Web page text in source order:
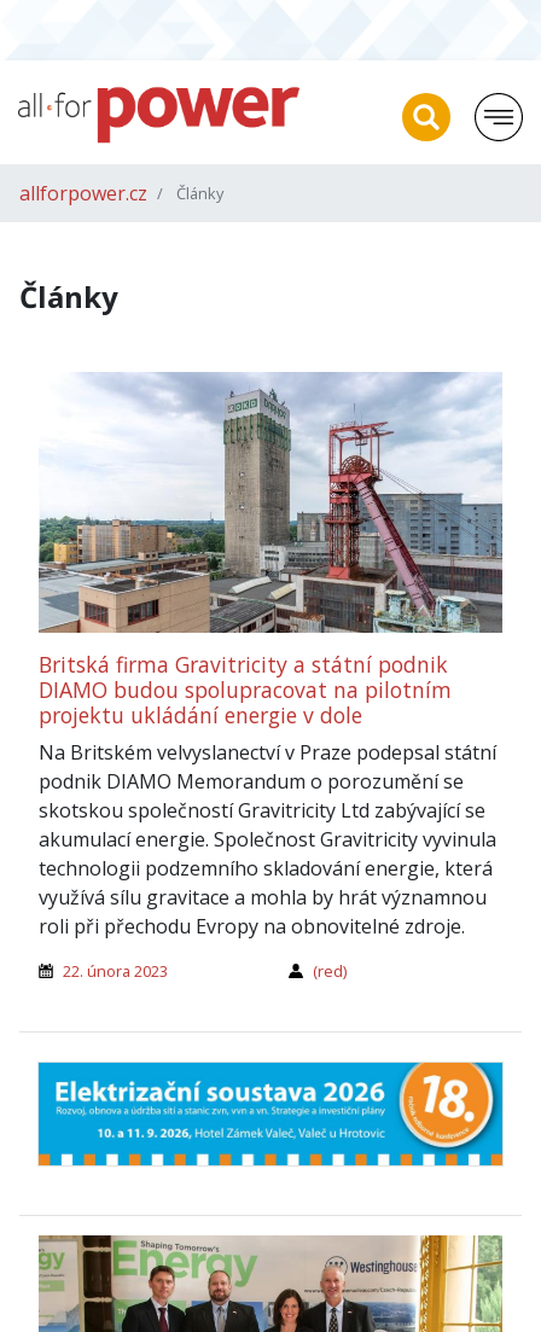
allforpower.cz Články
Články
Britská firma Gravitricity a státní podnik
DIAMO budou spolupracovat na pilotním
projektu ukládání energie v dole
Na Britském velvyslanectví v Praze podepsal státní
podnik DIAMO Memorandum o porozumění se
skotskou společností Gravitricity Ltd zabývající se
akumulací energie. Společnost Gravitricity vyvinula
technologii podzemního skladování energie, která
využívá sílu gravitace a mohla by hrát významnou
roli při přechodu Evropy na obnovitelné zdroje.
22. února 2023 (red)